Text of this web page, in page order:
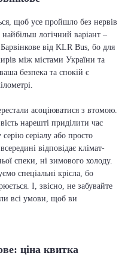
щоб усе пройшло без нервів
логічний варіант –
від KLR Bus, бо для
між містами України та
безпека та спокій є
асоціюватися з втомою.
нарешті приділити час
серіалу або просто
відповідає клімат-
спеки, ні зимового холоду.
спеціальні крісла, бо
І, звісно, не забувайте
всі умови, щоб ви
ціна квитка